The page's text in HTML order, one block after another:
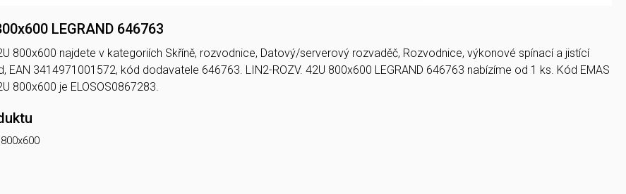
LEGRAND 646763
800x600 najdete v kategoriích Skříně, rozvodnice, Datový/serverový rozvaděč, Rozvodnice, výkonové spínací a jistící
EAN 3414971001572, kód dodavatele 646763. LIN2-ROZV. 42U 800x600 LEGRAND 646763 nabízíme od 1 ks. Kód EMAS
800x600 je ELOSOS0867283.